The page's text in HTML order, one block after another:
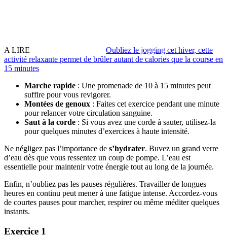
A LIRE
Oubliez le jogging cet hiver, cette
activité relaxante permet de brûler autant de calories que la course en
15 minutes
Marche rapide : Une promenade de 10 à 15 minutes peut
suffire pour vous revigorer.
Montées de genoux : Faites cet exercice pendant une minute
pour relancer votre circulation sanguine.
Saut à la corde : Si vous avez une corde à sauter, utilisez-la
pour quelques minutes d’exercices à haute intensité.
Ne négligez pas l’importance de s’hydrater. Buvez un grand verre
d’eau dès que vous ressentez un coup de pompe. L’eau est
essentielle pour maintenir votre énergie tout au long de la journée.
Enfin, n’oubliez pas les pauses régulières. Travailler de longues
heures en continu peut mener à une fatigue intense. Accordez-vous
de courtes pauses pour marcher, respirer ou même méditer quelques
instants.
Exercice 1